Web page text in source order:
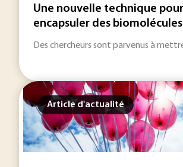
Une nouvelle technique pour
encapsuler des biomolécules
Des chercheurs sont parvenus à
Article d'actualité